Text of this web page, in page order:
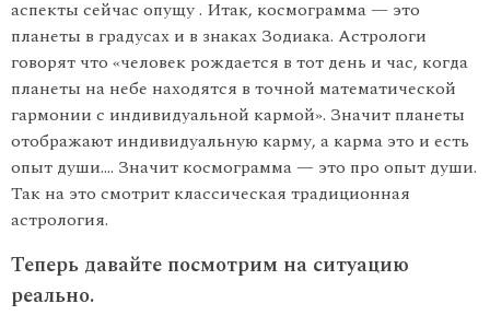
аспекты сейчас опущу . Итак, космограмма — это
планеты в градусах и в знаках Зодиака. Астрологи
говорят что «человек рождается в тот день и час, когда
планеты на небе находятся в точной математической
гармонии с индивидуальной кармой». Значит планеты
отображают индивидуальную карму, а карма это и есть
опыт души…. Значит космограмма — это про опыт души.
Так на это смотрит классическая традиционная
астрология.
Теперь давайте посмотрим на ситуацию
реально.